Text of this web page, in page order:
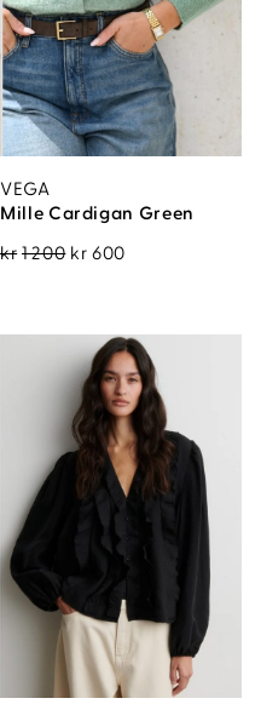
VEGA
Mille Cardigan Green
kr1 200 Opprinnelig
kr1
200.
kr 600
kr600.